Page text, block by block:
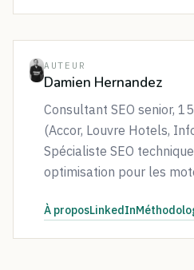
AUTEUR
Damien Hernandez
Consultant SEO senior,
(Accor, Louvre Hotels,
Spécialiste SEO
optimisation pour les
À proposLinkedInLinkedIn